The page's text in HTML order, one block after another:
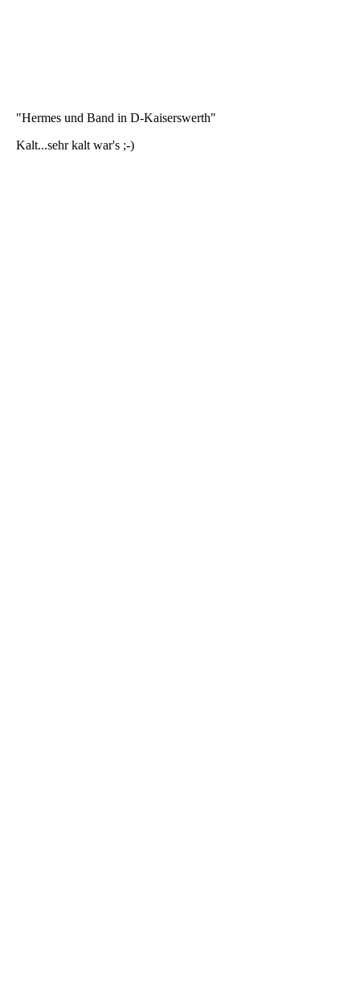
"Hermes und Band in D-Kaiserswerth"
Kalt...sehr kalt war's ;-)